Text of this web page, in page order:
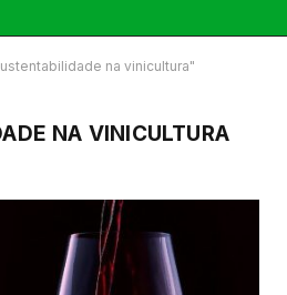
na vinicultura"
NA VINICULTURA